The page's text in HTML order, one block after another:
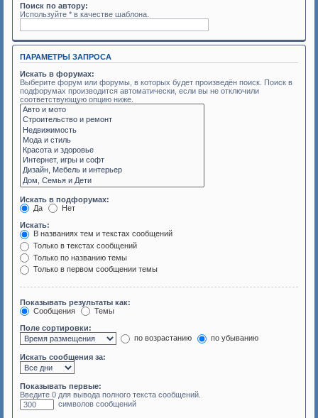
Поиск по автору:
Используйте * в качестве шаблона.
ПАРАМЕТРЫ ЗАПРОСА
Искать в форумах:
Выберите форум или форумы, в которых будет произведён поиск. Поиск в
подфорумах производится автоматически, если вы не отключили
соответствующую опцию ниже.
Искать в подфорумах:
Да
Нет
Искать:
В названиях тем и текстах сообщений
Только в текстах сообщений
Только по названию темы
Только в первом сообщении темы
Показывать результаты как:
Сообщения
Темы
Поле сортировки:
по возрастанию
по убыванию
Искать сообщения за:
Показывать первые:
Введите 0 для вывода полного текста сообщений.
символов сообщений